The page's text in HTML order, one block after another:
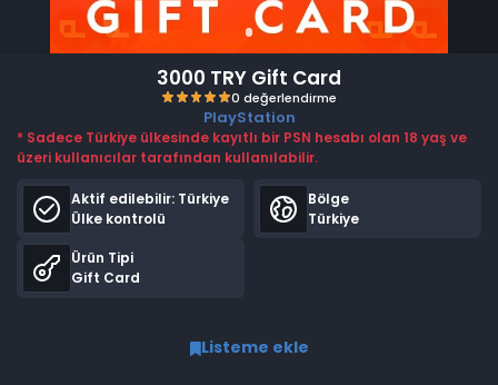
3000 TRY Gift Card
PlayStation
* Sadece Türkiye ülkesinde kayıtlı bir PSN hesabı olan 18 yaş ve
üzeri kullanıcılar tarafından kullanılabilir.
Aktif edilebilir:Türkiye
Ülke kontrolü
Bölge
Türkiye
Ürün Tipi
Gift Card
Listeme ekle